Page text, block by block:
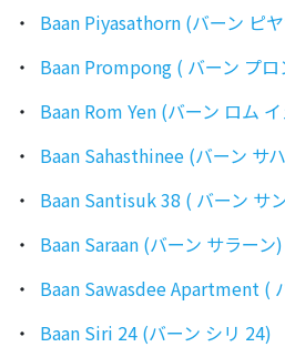
Baan Piyasathorn (バーン ピ
Baan Prompong ( バーン プロ
Baan Rom Yen (バーン ロム
Baan Sahasthinee (バーン サハ
Baan Santisuk 38 ( バーン サ
Baan Saraan (バーン サラーン)
Baan Sawasdee Apartment ( バーン
Baan Siri 24 (バーン シリ 24)